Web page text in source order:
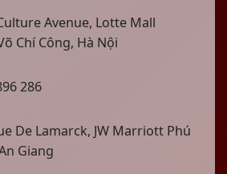
Avenue, Lotte Mall
Chí Công, Hà Nội
286
De Lamarck, JW Marriott Phú
Giang